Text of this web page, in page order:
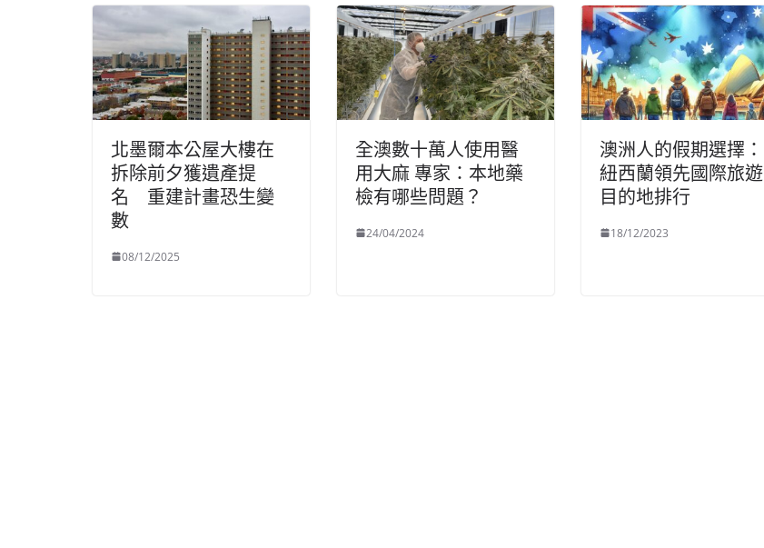
北墨爾本公屋大樓在
拆除前夕獲遺產提
名 重建計畫恐生變
數
08/12/2025
全澳數十萬人使用醫
用大麻 專家：本地藥
檢有哪些問題？
24/04/2024
澳洲人的假期選擇：
紐西蘭領先國際旅遊
目的地排行
18/12/2023